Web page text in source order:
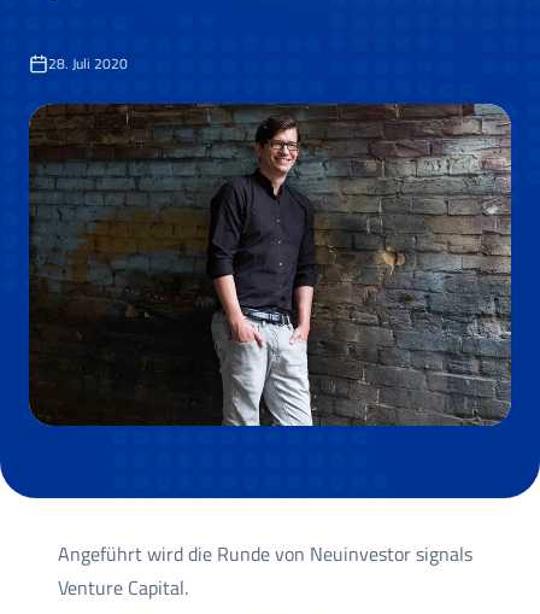
28. Juli 2020
Angeführt wird die Runde von Neuinvestor signals
Venture Capital.